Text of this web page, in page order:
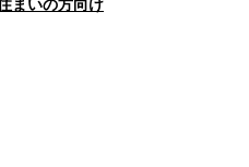
まいの方向け